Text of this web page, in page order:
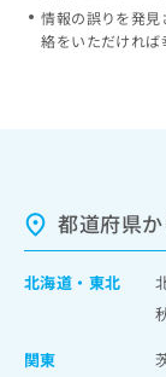
情報の誤りを発見
絡をいただければ
都道府県
北海道 ・ 東北
関東